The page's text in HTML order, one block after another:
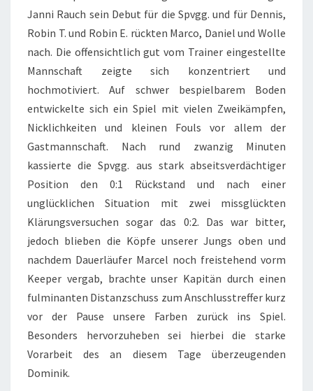
Janni Rauch sein Debut für die Spvgg. und für Dennis,
Robin T. und Robin E. rückten Marco, Daniel und Wolle
nach. Die offensichtlich gut vom Trainer eingestellte
Mannschaft zeigte sich konzentriert und
hochmotiviert. Auf schwer bespielbarem Boden
entwickelte sich ein Spiel mit vielen Zweikämpfen,
Nicklichkeiten und kleinen Fouls vor allem der
Gastmannschaft. Nach rund zwanzig Minuten
kassierte die Spvgg. aus stark abseitsverdächtiger
Position den 0:1 Rückstand und nach einer
unglücklichen Situation mit zwei missglückten
Klärungsversuchen sogar das 0:2. Das war bitter,
jedoch blieben die Köpfe unserer Jungs oben und
nachdem Dauerläufer Marcel noch freistehend vorm
Keeper vergab, brachte unser Kapitän durch einen
fulminanten Distanzschuss zum Anschlusstreffer kurz
vor der Pause unsere Farben zurück ins Spiel.
Besonders hervorzuheben sei hierbei die starke
Vorarbeit des an diesem Tage überzeugenden
Dominik.